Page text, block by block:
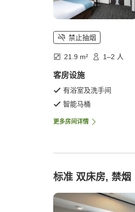
禁止抽烟
21.9 m² 1–2 人
客房设施
有浴室及洗手间
智能马桶
更多房间详情
标准 双床房, 禁烟